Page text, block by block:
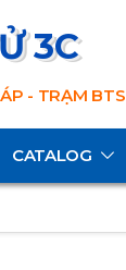
3C
- TRẠM BTS
CATALOG